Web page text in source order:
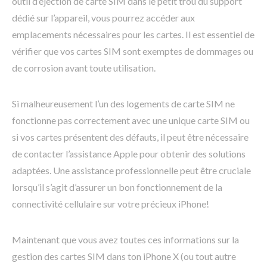
dédié sur l’appareil, vous pourrez accéder aux
emplacements nécessaires pour les cartes. Il est essentiel de
vérifier que vos cartes SIM sont exemptes de dommages ou
de corrosion avant toute utilisation.
Si malheureusement l’un des logements de carte SIM ne
fonctionne pas correctement avec une unique carte SIM ou
si vos cartes présentent des défauts, il peut être nécessaire
de contacter l’assistance Apple pour obtenir des solutions
adaptées. Une assistance professionnelle peut être cruciale
lorsqu’il s’agit d’assurer un bon fonctionnement de la
connectivité cellulaire sur votre précieux iPhone!
Maintenant que vous avez toutes ces informations sur la
gestion des cartes SIM dans ton iPhone X (ou tout autre